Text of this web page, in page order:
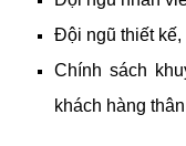
Đội ngũ thiết kế,
Chính sách
khách hàng